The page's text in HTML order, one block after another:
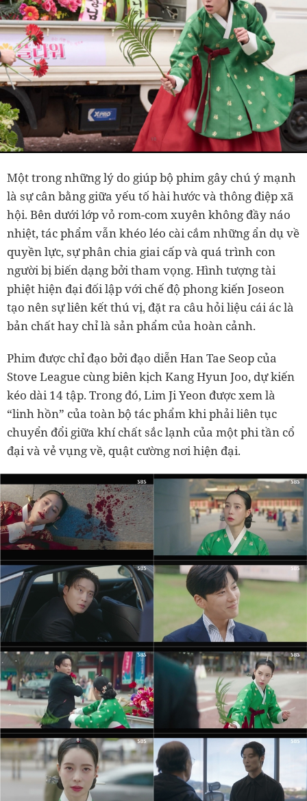
Một trong những lý do giúp bộ phim gây chú ý mạnh
là sự cân bằng giữa yếu tố hài hước và thông điệp xã
hội. Bên dưới lớp vỏ rom-com xuyên không đầy náo
nhiệt, tác phẩm vẫn khéo léo cài cắm những ẩn dụ về
quyền lực, sự phân chia giai cấp và quá trình con
người bị biến dạng bởi tham vọng. Hình tượng tài
phiệt hiện đại đối lập với chế độ phong kiến Joseon
tạo nên sự liên kết thú vị, đặt ra câu hỏi liệu cái ác là
bản chất hay chỉ là sản phẩm của hoàn cảnh.
Phim được chỉ đạo bởi đạo diễn Han Tae Seop của
Stove League cùng biên kịch Kang Hyun Joo, dự kiến
kéo dài 14 tập. Trong đó, Lim Ji Yeon được xem là
“linh hồn” của toàn bộ tác phẩm khi phải liên tục
chuyển đổi giữa khí chất sắc lạnh của một phi tần cổ
đại và vẻ vụng về, quật cường nơi hiện đại.